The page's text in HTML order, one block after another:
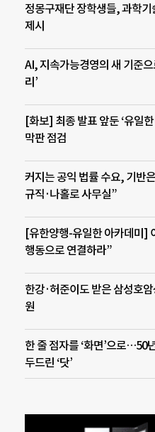
정몽구재단 장학생들, 과학기
제시
AI, 지속가능경영의 새 기준
리’
[화보] 최종 발표 앞둔 ‘유일
막판 점검
커지는 공익 법률 수요, 기반
규직·나홀로 사무실”
[유한양행-유일한 아카데미]
행동으로 연결하라”
한강·허준이도 받은 삼성호
원
한 줄 점자를 ‘화면’으로…50
두드린 ‘닷’